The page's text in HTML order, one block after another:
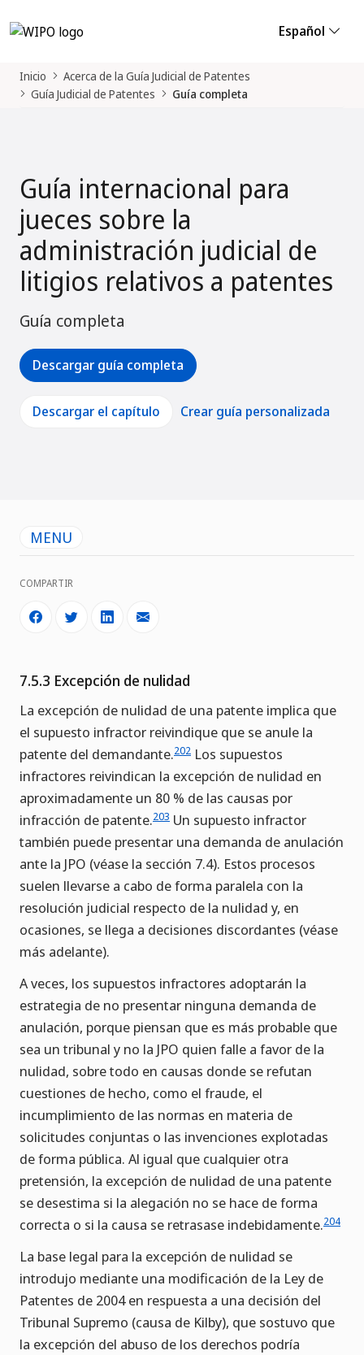
Español
Inicio
Acerca de la Guía Judicial de Patentes
Guía Judicial de Patentes
Guía completa
Guía internacional para
jueces sobre la
administración judicial de
litigios relativos a patentes
Guía completa
Descargar guía completa
Descargar el capítulo Crear guía personalizada
MENU
COMPARTIR
7.5.3 Excepción de nulidad
La excepción de nulidad de una patente implica que
el supuesto infractor reivindique que se anule la
patente del demandante.202 Los supuestos
infractores reivindican la excepción de nulidad en
aproximadamente un 80 % de las causas por
infracción de patente.203 Un supuesto infractor
también puede presentar una demanda de anulación
ante la JPO (véase la sección 7.4). Estos procesos
suelen llevarse a cabo de forma paralela con la
resolución judicial respecto de la nulidad y, en
ocasiones, se llega a decisiones discordantes (véase
más adelante).
A veces, los supuestos infractores adoptarán la
estrategia de no presentar ninguna demanda de
anulación, porque piensan que es más probable que
sea un tribunal y no la JPO quien falle a favor de la
nulidad, sobre todo en causas donde se refutan
cuestiones de hecho, como el fraude, el
incumplimiento de las normas en materia de
solicitudes conjuntas o las invenciones explotadas
de forma pública. Al igual que cualquier otra
pretensión, la excepción de nulidad de una patente
se desestima si la alegación no se hace de forma
correcta o si la causa se retrasase indebidamente.204
La base legal para la excepción de nulidad se
introdujo mediante una modificación de la Ley de
Patentes de 2004 en respuesta a una decisión del
Tribunal Supremo (causa de Kilby), que sostuvo que
la excepción del abuso de los derechos podría